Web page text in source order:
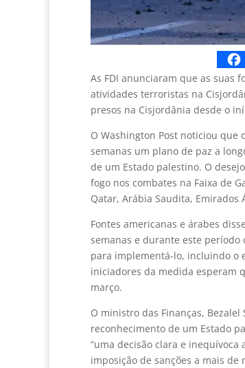
As FDI anunciaram que as suas
atividades terroristas na
presos na Cisjordânia desde o
O Washington Post noticiou que
semanas um plano de paz a
de um Estado palestino. O
fogo nos combates na Faixa de
Qatar, Arábia Saudita,
Fontes americanas e árabes
semanas e durante este
para implementá-lo, incluindo o
iniciadores da medida esperam
março.
O ministro das Finanças,
reconhecimento de um Estado
“uma decisão clara e
imposição de sanções a mais de